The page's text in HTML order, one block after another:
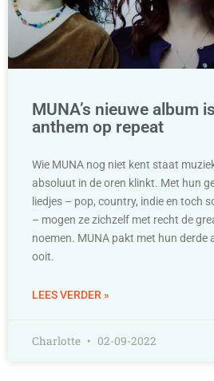
MUNA’s nieuwe album
anthem op repeat
Wie MUNA nog niet kent staat
absoluut in de oren klinkt. Met hun
liedjes – pop, country, indie en toch
– mogen ze zichzelf met recht de
noemen. MUNA pakt met hun derde
ooit.
LEES VERDER »
Charlotte 02-09-2022